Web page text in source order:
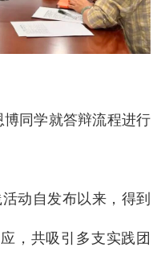
学就答辩流程进行
自发布以来，得到
，共吸引多支实践团